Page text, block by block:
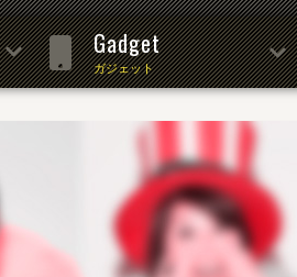
Gadget
ガジェット